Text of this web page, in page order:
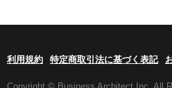
利用規約 特定商取引法に基づく表記
Copyright © Business Architect Inc. All